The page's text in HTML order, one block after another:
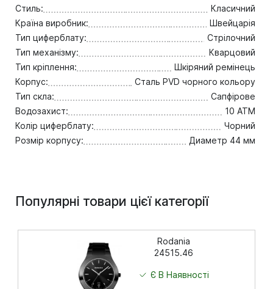
Стиль:
Класичний
Країна виробник:
Швейцарія
Тип циферблату:
Стрілочний
Тип механізму:
Кварцовий
Тип кріплення:
Шкіряний ремінець
Корпус:
Сталь PVD чорного кольору
Тип скла:
Сапфірове
Водозахист:
10 ATM
Колір циферблату:
Чорний
Розмір корпусу:
Диаметр 44 мм
Популярні товари цієї категорії
Rodania
24515.46
Є В Наявності